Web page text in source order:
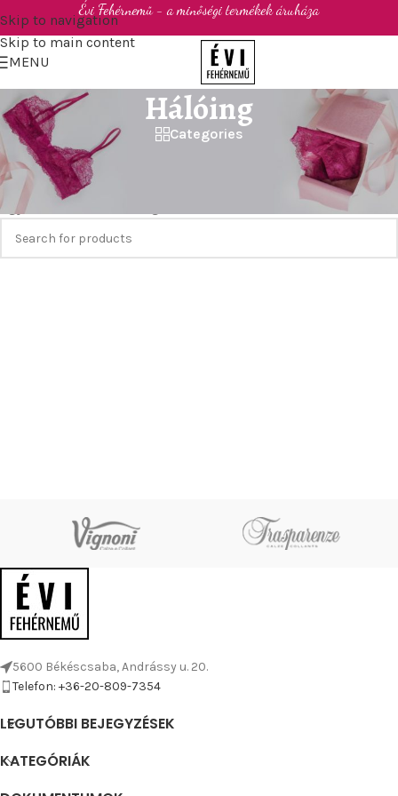
Skip to navigation
Skip to main content
Évi Fehérnemű - a minőségi termékek áruháza
MENU
Hálóing
Categories
Kezdőlap/Szexi fehérnemű
Egy termék se felelt meg a keresésnek.
5600 Békéscsaba, Andrássy u. 20.
Telefon: +36-20-809-7354
LEGUTÓBBI BEJEGYZÉSEK
KATEGÓRIÁK